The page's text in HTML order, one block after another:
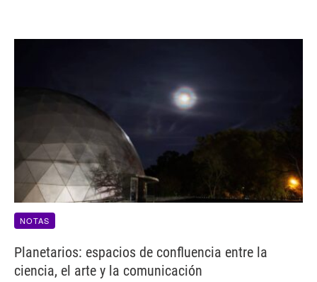
NOTAS
Planetarios: espacios de confluencia entre la
ciencia, el arte y la comunicación